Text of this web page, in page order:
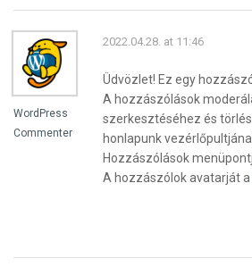
WordPress
Commenter
2022.04.28. at 11:46
Üdvözlet! Ez egy
A hozzászólások
szerkesztéséhez és
honlapunk
Hozzászólások
A hozzászólok avatarját a